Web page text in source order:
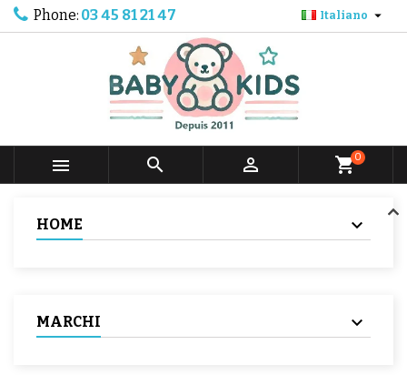
Phone: 03 45 81 21 47 Italiano 
   shopping_cart0
HOME
MARCHI